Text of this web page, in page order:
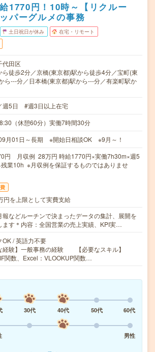
1770円！10時～【リクルー
パーグルメの事務
土日祝日が休み 在宅・リモート
代田区
ら徒歩2分／京橋(東京都)駅から徒歩4分／宝町(東
ら---分／日本橋(東京都)駅から---分／有楽町駅か
週5日 #週3日以上在宅
（休憩60分）実働7時間30分
月01日～長期 ※開始日相談OK ※9月～！
円 月収例 28万円 時給1770円×実働7h30m×週5
残業10h ※月収例を保証するものではありませ
円を上限として実費支給
報などルーチンで決まったデータの集計、展開を
ます＊内容：全国営業の売上実績、KPI実…
OK / 英語力不要
経験】一般事務の経験 【必要なスキル】
関数、Excel：VLOOKUP関数…
30代 40代 50代
60代
男性